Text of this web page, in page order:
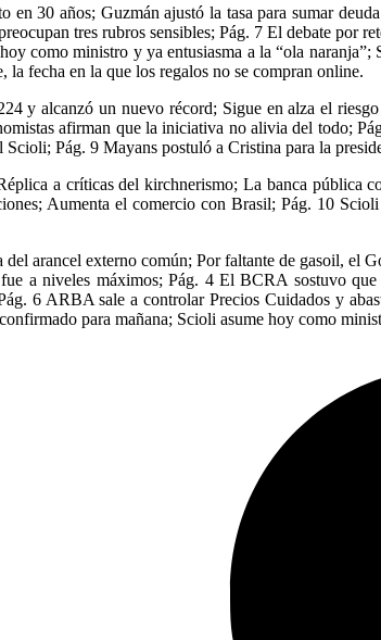
30 años; Guzmán ajustó la tasa para sumar
tres rubros sensibles; Pág. 7 El debate por
como ministro y ya entusiasma a la “ola naranja”;
la fecha en la que los regalos no se compran online.
y alcanzó un nuevo récord; Sigue en alza el
afirman que la iniciativa no alivia del todo;
Pág. 9 Mayans postuló a Cristina para la
a críticas del kirchnerismo; La banca pública
Aumenta el comercio con Brasil; Pág. 10
arancel externo común; Por faltante de gasoil, el
a niveles máximos; Pág. 4 El BCRA sostuvo
6 ARBA sale a controlar Precios Cuidados y
para mañana; Scioli asume hoy como